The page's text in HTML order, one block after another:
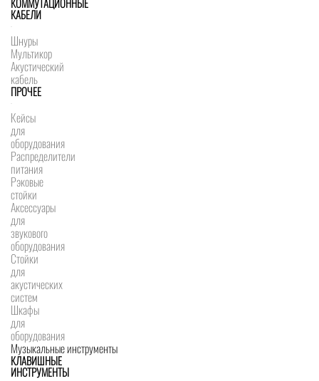
КАБЕЛИ
Шнуры
Мультикор
Акустический
кабель
ПРОЧЕЕ
Кейсы
для
оборудования
Распределители
питания
Рэковые
стойки
Аксессуары
для
звукового
оборудования
Стойки
для
акустических
систем
Шкафы
для
оборудования
Музыкальные инструменты
КЛАВИШНЫЕ
ИНСТРУМЕНТЫ